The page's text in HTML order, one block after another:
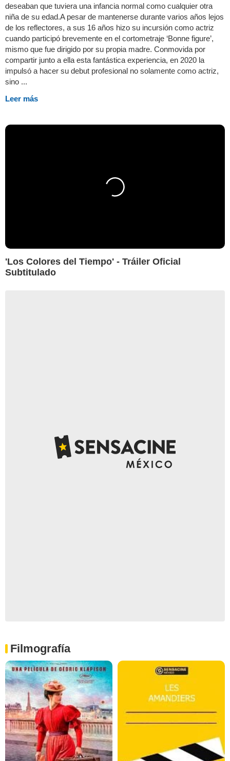
deseaban que tuviera una infancia normal como cualquier otra
niña de su edad.A pesar de mantenerse durante varios años lejos
de los reflectores, a sus 16 años hizo su incursión como actriz
cuando participó brevemente en el cortometraje ‘Bonne figure’,
mismo que fue dirigido por su propia madre. Conmovida por
compartir junto a ella esta fantástica experiencia, en 2020 la
impulsó a hacer su debut profesional no solamente como actriz,
sino ...
Leer más
'Los Colores del Tiempo' - Tráiler Oficial
Subtitulado
Filmografía